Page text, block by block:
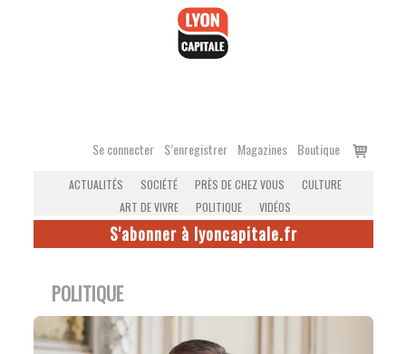
Se connecter S’enregistrer Magazines Boutique
Voir
ACTUALITÉS SOCIÉTÉ PRÈS DE CHEZ VOUS
CULTURE
ART DE VIVRE
POLITIQUE VIDÉOS
S'abonner à lyoncapitale.fr
POLITIQUE